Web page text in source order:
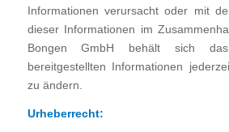
Informationen verursacht oder mit
dieser Informationen im
Bongen GmbH behält sich
bereitgestellten Informationen
zu ändern.
Urheberrecht: